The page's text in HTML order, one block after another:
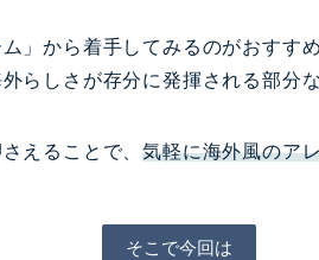
ム」から着手してみるのがおすすめ
らしさが存分に発揮される部分
えることで、気軽に海外風のア
そこで今回は